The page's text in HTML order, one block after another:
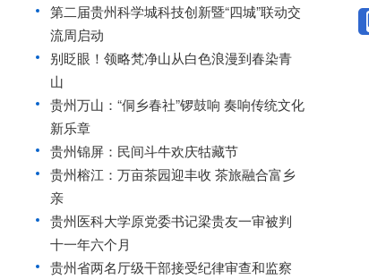
第二届贵州科学城科技创新暨“四城”联动交
流周启动
别眨眼！领略梵净山从白色浪漫到春染青
山
贵州万山：“侗乡春社”锣鼓响 奏响传统文化
新乐章
贵州锦屏：民间斗牛欢庆牯藏节
贵州榕江：万亩茶园迎丰收 茶旅融合富乡
亲
贵州医科大学原党委书记梁贵友一审被判
十一年六个月
贵州省两名厅级干部接受纪律审查和监察